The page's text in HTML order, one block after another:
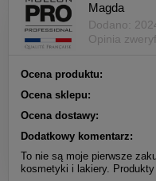
Magda
Dodano:
Opinia
Ocena produktu:
Ocena sklepu:
Ocena dostawy:
Dodatkowy komentarz:
To nie są moje pierwsze
kosmetyki i lakiery.